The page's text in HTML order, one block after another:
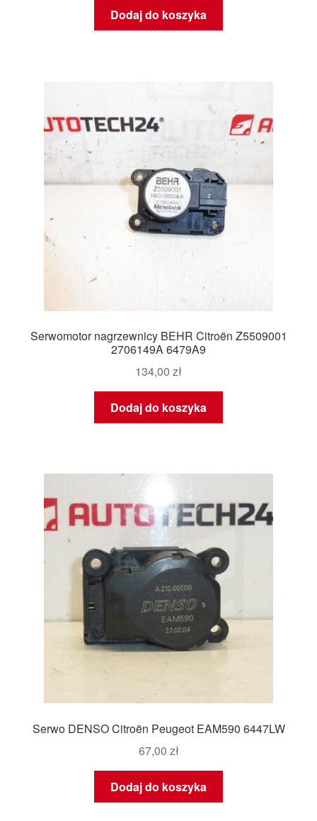
Dodaj do koszyka
Serwomotor nagrzewnicy BEHR Citroën Z5509001
2706149A 6479A9
134,00 zł
Dodaj do koszyka
Serwo DENSO Citroën Peugeot EAM590 6447LW
67,00 zł
Dodaj do koszyka